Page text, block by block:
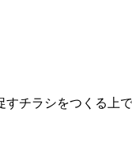
チラシをつくる上